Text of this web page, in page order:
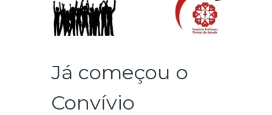
Já começou o
Convívio